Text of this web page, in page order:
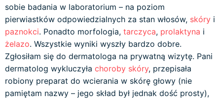
sobie badania w laboratorium – na poziom
pierwiastków odpowiedzialnych za stan włosów, skóry i
paznokci. Ponadto morfologia, tarczyca, prolaktyna i
żelazo. Wszystkie wyniki wyszły bardzo dobre.
Zgłosiłam się do dermatologa na prywatną wizytę. Pani
dermatolog wykluczyła choroby skóry, przepisała
robiony preparat do wcierania w skórę głowy (nie
pamiętam nazwy – jego skład był jednak dość prosty),